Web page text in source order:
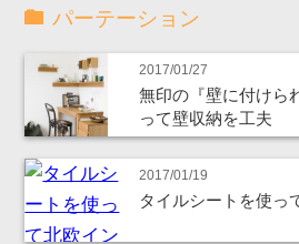
パーテーション
2017/01/27
無印の『壁に付けら
って壁収納を工夫
2017/01/19
タイルシートを使っ